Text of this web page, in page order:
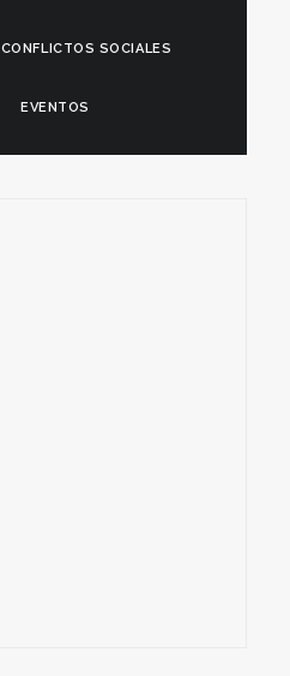
CONFLICTOS SOCIALES
EVENTOS